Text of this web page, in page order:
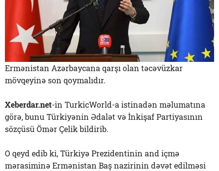
Ermənistan Azərbaycana qarşı olan təcəvüzkar
mövqeyinə son qoymalıdır.
Xeberdar.net-in TurkicWorld-a istinadən məlumatına
görə, bunu Türkiyənin Ədalət və İnkişaf Partiyasının
sözçüsü Ömər Çelik bildirib.
O qeyd edib ki, Türkiyə Prezidentinin and içmə
mərasiminə Ermənistan Baş nazirinin dəvət edilməsi